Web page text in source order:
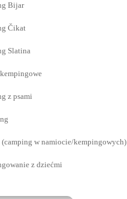
Bijar
Čikat
Slatina
z psami
(camping w namiocie/kempingowych)
z dziećmi